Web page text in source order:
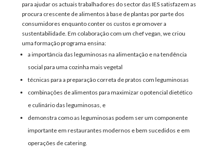
para ajudar os actuais trabalhadores do sector das IES satisfazem as
procura crescente de alimentos à base de plantas por parte dos
consumidores enquanto conter os custos e promover a
sustentabilidade. Em colaboração com um chef vegan, we criou
uma formaçãoprograma ensina:
a importância das leguminosas na alimentação e na tendência
social para uma cozinha mais vegetal
técnicas para a preparação correta de pratos com leguminosas
combinações de alimentos para maximizar o potencial dietético
e culinário das leguminosas, e
demonstra como as leguminosas podem ser um componente
importante em restaurantes modernos e bem sucedidos e em
operações de catering.